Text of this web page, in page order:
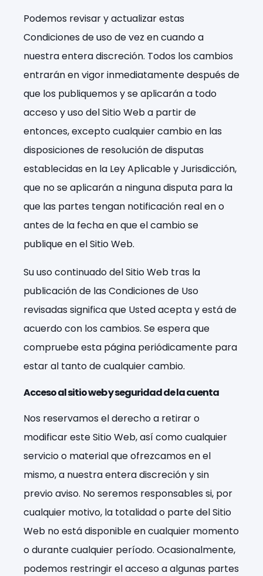
Podemos revisar y actualizar estas
Condiciones de uso de vez en cuando a
nuestra entera discreción. Todos los cambios
entrarán en vigor inmediatamente después de
que los publiquemos y se aplicarán a todo
acceso y uso del Sitio Web a partir de
entonces, excepto cualquier cambio en las
disposiciones de resolución de disputas
establecidas en la Ley Aplicable y Jurisdicción,
que no se aplicarán a ninguna disputa para la
que las partes tengan notificación real en o
antes de la fecha en que el cambio se
publique en el Sitio Web.
Su uso continuado del Sitio Web tras la
publicación de las Condiciones de Uso
revisadas significa que Usted acepta y está de
acuerdo con los cambios. Se espera que
compruebe esta página periódicamente para
estar al tanto de cualquier cambio.
Acceso al sitio web y seguridad de la cuenta
Nos reservamos el derecho a retirar o
modificar este Sitio Web, así como cualquier
servicio o material que ofrezcamos en el
mismo, a nuestra entera discreción y sin
previo aviso. No seremos responsables si, por
cualquier motivo, la totalidad o parte del Sitio
Web no está disponible en cualquier momento
o durante cualquier período. Ocasionalmente,
podemos restringir el acceso a algunas partes